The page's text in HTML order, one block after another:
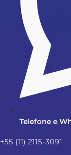
Telefone e
+55 (11) 2115-3091